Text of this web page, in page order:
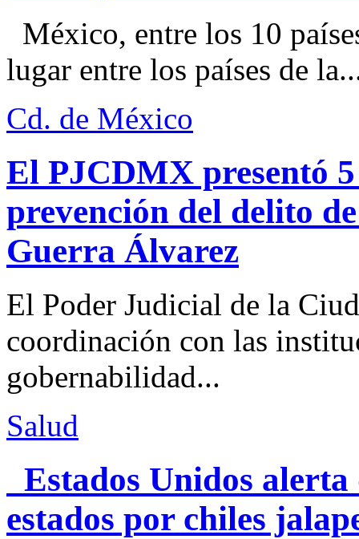
México, entre los 10
lugar entre los países de
Cd. de México
El PJCDMX presentó
prevención del delito
Guerra Álvarez
El Poder Judicial de la
coordinación con las
gobernabilidad...
Salud
Estados Unidos alerta
estados por chiles